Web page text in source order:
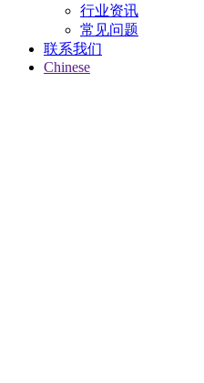
行业资讯
常见问题
联系我们
Chinese